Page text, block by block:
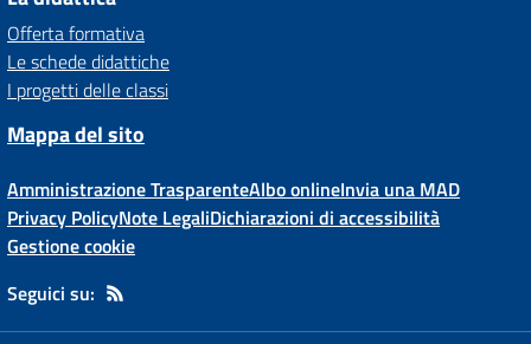
Offerta formativa
Le schede didattiche
I progetti delle classi
Mappa del sito
Amministrazione TrasparenteAlbo onlineInvia una MAD
Privacy PolicyNote LegaliDichiarazioni di accessibilità
Gestione cookie
Seguici su: